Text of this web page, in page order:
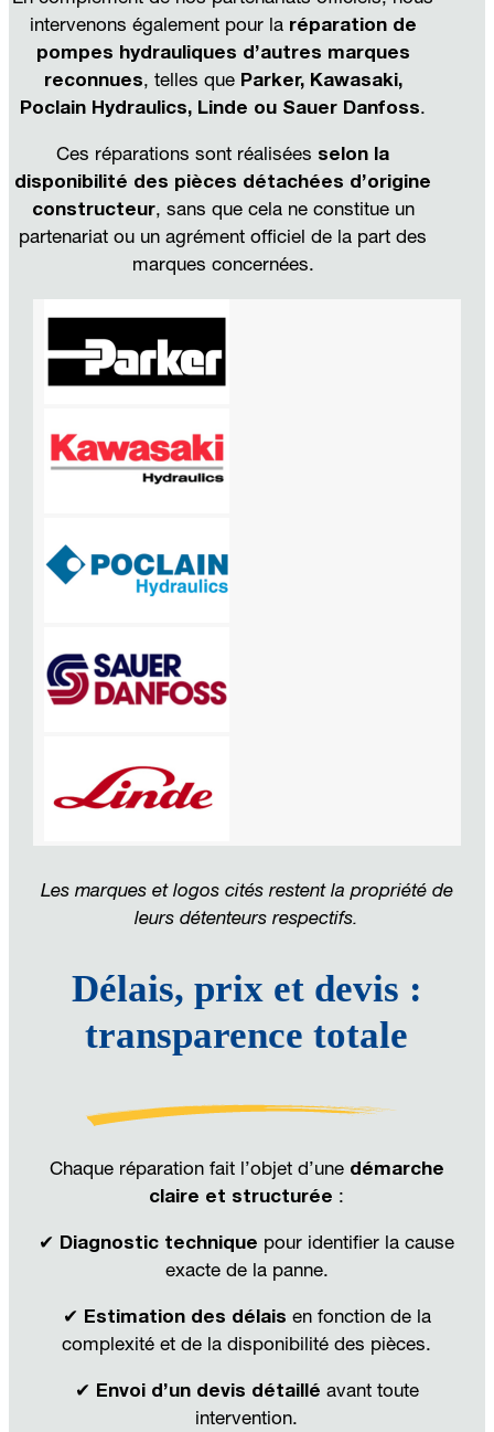
intervenons également pour la réparation de
pompes hydrauliques d’autres marques
reconnues, telles que Parker, Kawasaki,
Poclain Hydraulics, Linde ou Sauer Danfoss.
Ces réparations sont réalisées selon la
disponibilité des pièces détachées d’origine
constructeur, sans que cela ne constitue un
partenariat ou un agrément officiel de la part des
marques concernées.
Les marques et logos cités restent la propriété de
leurs détenteurs respectifs.
Délais, prix et devis :
transparence totale
Chaque réparation fait l’objet d’une démarche
claire et structurée :
✔ Diagnostic technique pour identifier la cause
exacte de la panne.
✔ Estimation des délais en fonction de la
complexité et de la disponibilité des pièces.
✔ Envoi d’un devis détaillé avant toute
intervention.